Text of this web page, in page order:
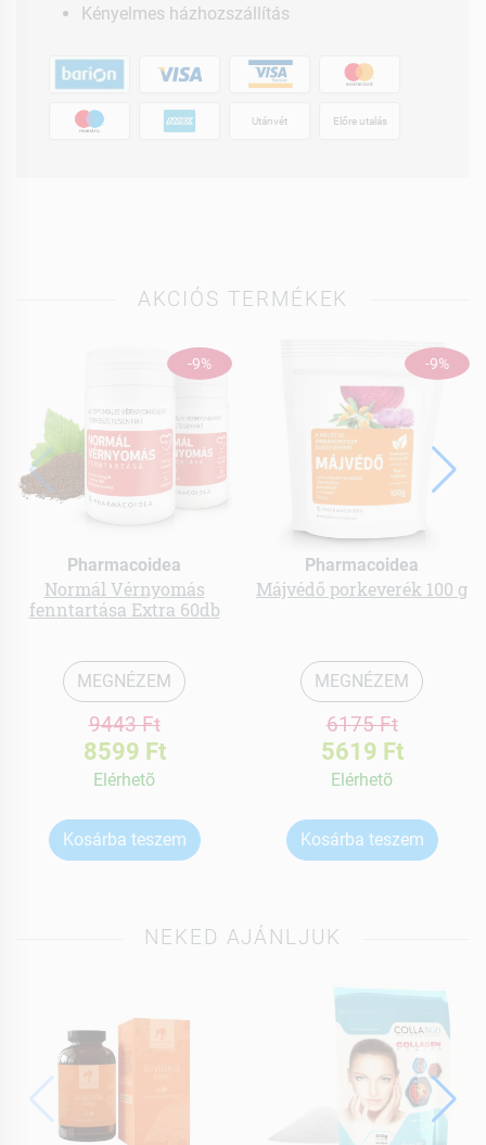
Kényelmes házhozszállítás
Utánvét Előre utalás
AKCIÓS TERMÉKEK
-9%
Pharmacoidea
Normál Vérnyomás
fenntartása Extra 60db
MEGNÉZEM
9443 Ft
8599 Ft
Elérhetõ
Kosárba teszem
-9%
Pharmacoidea
Májvédő porkeverék 100 g
MEGNÉZEM
6175 Ft
5619 Ft
Elérhetõ
Kosárba teszem
NEKED AJÁNLJUK